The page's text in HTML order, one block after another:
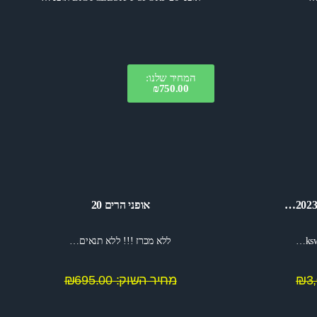
המחיר שלנו:
₪750.00
אופני הרים 20
ללא מכרז !!! ללא תנאים…
מחיר השוק: ₪695.00